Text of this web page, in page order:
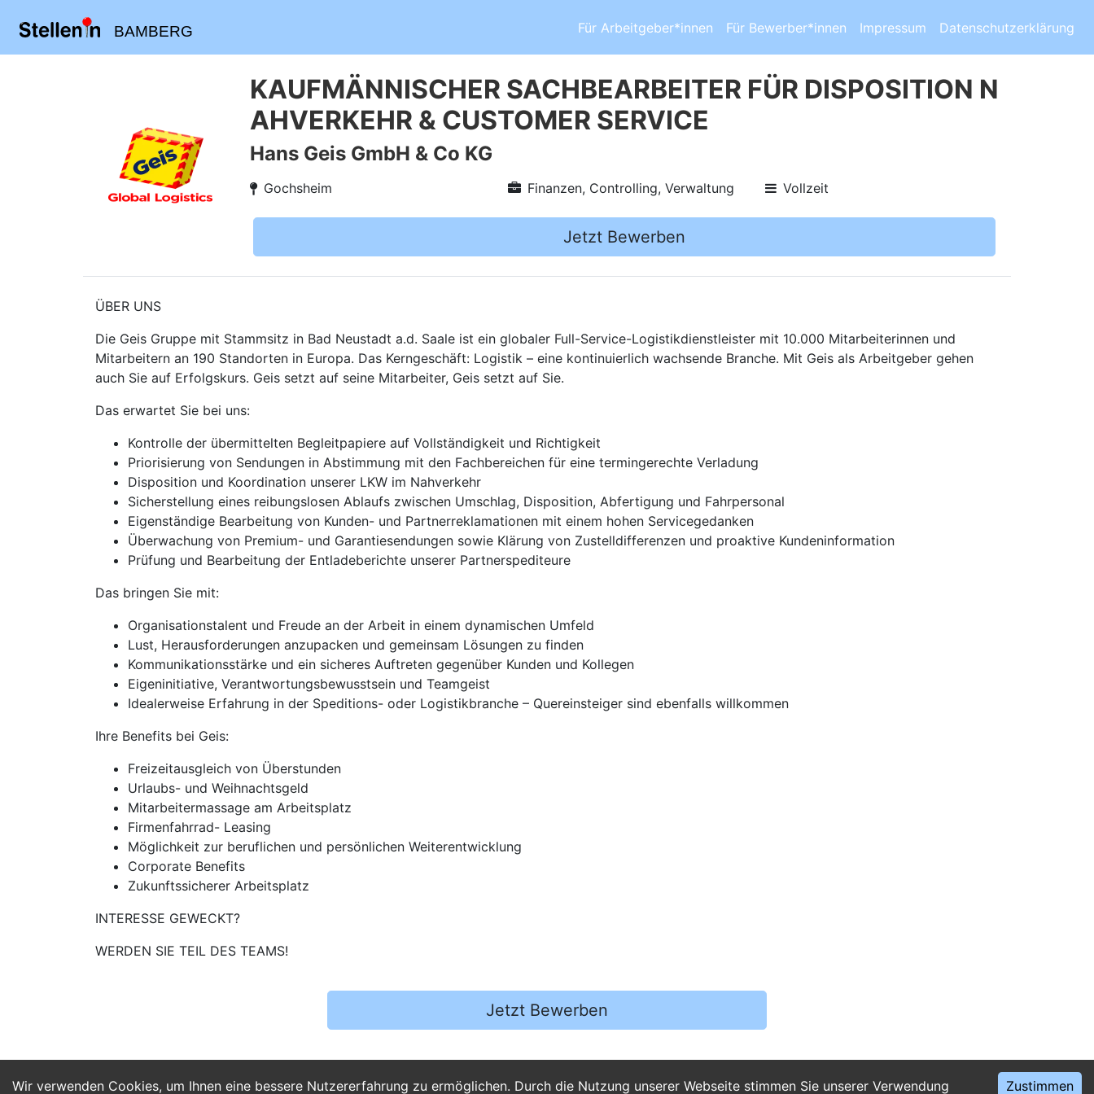
BAMBERG Für Arbeitgeber*innen Für Bewerber*innen Impressum Datenschutzerklärung
Wir verwenden Cookies, um Ihnen eine bessere Nutzererfahrung zu ermöglichen. Durch die Nutzung unserer Webseite stimmen Sie unserer Verwendung Zustimmen
KAUFMÄNNISCHER SACHBEARBEITER FÜR DISPOSITION N
AHVERKEHR & CUSTOMER SERVICE
Hans Geis GmbH & Co KG
Gochsheim Finanzen, Controlling, Verwaltung Vollzeit
Jetzt Bewerben
ÜBER UNS
Die Geis Gruppe mit Stammsitz in Bad Neustadt a.d. Saale ist ein globaler Full-Service-Logistikdienstleister mit 10.000 Mitarbeiterinnen und
Mitarbeitern an 190 Standorten in Europa. Das Kerngeschäft: Logistik – eine kontinuierlich wachsende Branche. Mit Geis als Arbeitgeber gehen
auch Sie auf Erfolgskurs. Geis setzt auf seine Mitarbeiter, Geis setzt auf Sie.
Das erwartet Sie bei uns:
Kontrolle der übermittelten Begleitpapiere auf Vollständigkeit und Richtigkeit
Priorisierung von Sendungen in Abstimmung mit den Fachbereichen für eine termingerechte Verladung
Disposition und Koordination unserer LKW im Nahverkehr
Sicherstellung eines reibungslosen Ablaufs zwischen Umschlag, Disposition, Abfertigung und Fahrpersonal
Eigenständige Bearbeitung von Kunden- und Partnerreklamationen mit einem hohen Servicegedanken
Überwachung von Premium- und Garantiesendungen sowie Klärung von Zustelldifferenzen und proaktive Kundeninformation
Prüfung und Bearbeitung der Entladeberichte unserer Partnerspediteure
Das bringen Sie mit:
Organisationstalent und Freude an der Arbeit in einem dynamischen Umfeld
Lust, Herausforderungen anzupacken und gemeinsam Lösungen zu finden
Kommunikationsstärke und ein sicheres Auftreten gegenüber Kunden und Kollegen
Eigeninitiative, Verantwortungsbewusstsein und Teamgeist
Idealerweise Erfahrung in der Speditions- oder Logistikbranche – Quereinsteiger sind ebenfalls willkommen
Ihre Benefits bei Geis:
Freizeitausgleich von Überstunden
Urlaubs- und Weihnachtsgeld
Mitarbeitermassage am Arbeitsplatz
Firmenfahrrad- Leasing
Möglichkeit zur beruflichen und persönlichen Weiterentwicklung
Corporate Benefits
Zukunftssicherer Arbeitsplatz
INTERESSE GEWECKT?
WERDEN SIE TEIL DES TEAMS!
Jetzt Bewerben